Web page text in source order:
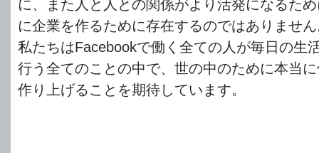
に、また人と人との関係がより活発になるた
に企業を作るために存在するのではありませ
私たちはFacebookで働く全ての人が毎日の生
行う全てのことの中で、世の中のために本当
作り上げることを期待しています。